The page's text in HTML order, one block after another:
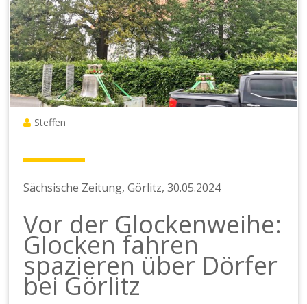
Steffen
Sächsische Zeitung, Görlitz, 30.05.2024
Vor der Glockenweihe:
Glocken fahren
spazieren über Dörfer
bei Görlitz